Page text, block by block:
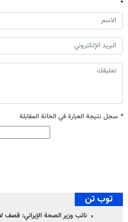
* سجل نتيجة العبارة في الخانة المقابلة
توب تن
نائب وزير الصحة الإيراني: قصف